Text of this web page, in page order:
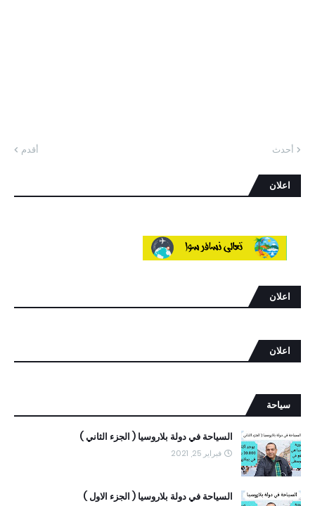
أحدث أقدم
اعلان
اعلان
اعلان
سياحة
السياحة في دولة بلاروسيا ( الجزء الثاني )
فبراير 25, 2021
السياحة في دولة بلاروسيا ( الجزء الاول )